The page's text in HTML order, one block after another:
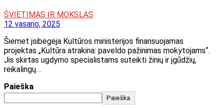
ŠVIETIMAS IR MOKSLAS
12 vasario, 2025
Šiemet įsibėgėja Kultūros ministerijos finansuojamas
projektas „Kultūra atrakina: paveldo pažinimas mokytojams“.
Jis skirtas ugdymo specialistams suteikti žinių ir įgūdžių,
reikalingų…
Paieška
Paieška